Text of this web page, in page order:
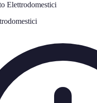
Elettrodomestici